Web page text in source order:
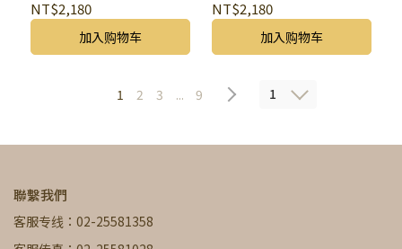
NT$2,180
加入购物车
NT$2,180
加入购物车
1 2 3 ... 9 1
聯繫我們
客服专线：02-25581358